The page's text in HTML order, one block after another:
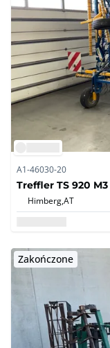
A1-46030-20
Treffler TS 920
Himberg,AT
Zakończone